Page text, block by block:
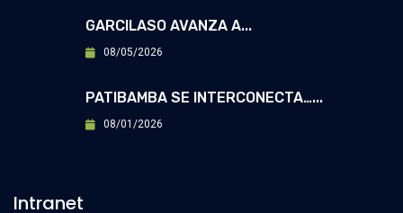
GARCILASO AVANZA A...
08/05/2026
PATIBAMBA SE INTERCONECTA…...
08/01/2026
Intranet